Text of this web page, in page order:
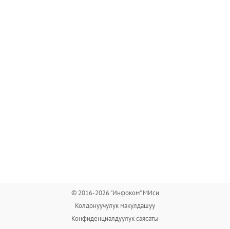
© 2016-2026 "Инфоком" МИси
Колдонуучулук макулдашуу
Конфиденциалдуулук саясаты